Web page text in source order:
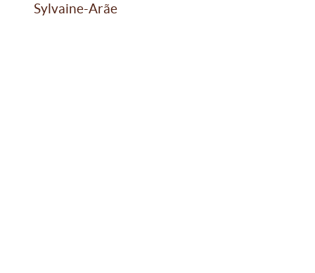
Sylvaine-Arãe